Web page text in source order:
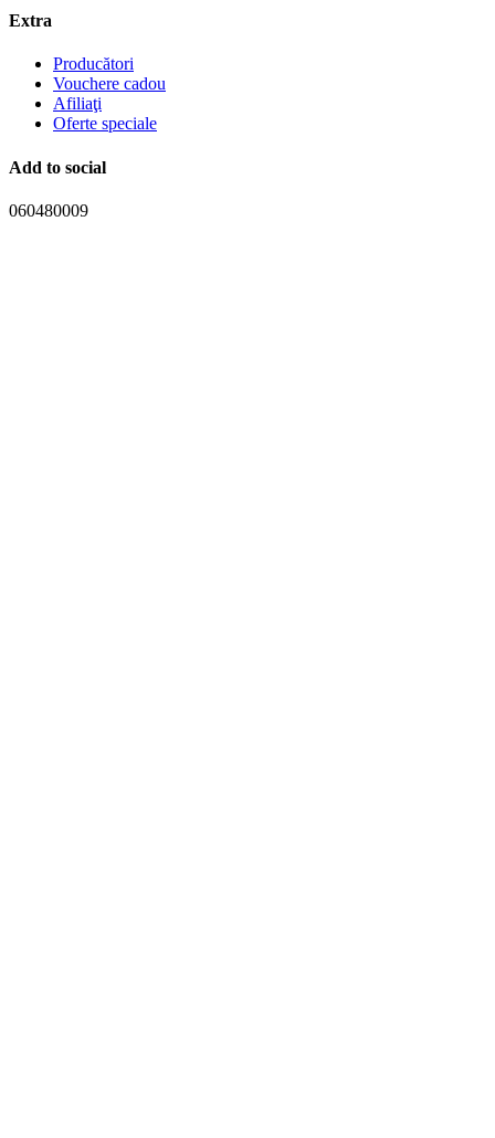
Extra
Producători
Vouchere cadou
Afiliaţi
Oferte speciale
Add to social
060480009